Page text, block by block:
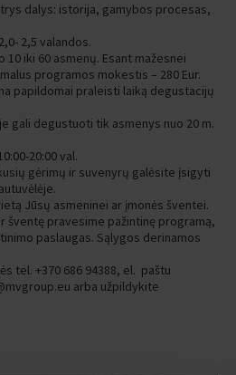
dalys: istorija, gamybos procesas,
2,5 valandos.
10 iki 60 asmenų. Esant mažesnei
programos mokestis – 280 Eur.
papildomai praleisti laiką degustacijų
gali degustuoti tik asmenys nuo 20 m.
20:00 val.
gėrimų ir suvenyrų galėsite įsigyti
Jūsų asmeninei ar įmonės šventei.
šventę pravesime pažintinę programą,
paslaugas. Sąlygos derinamos
tel. +370 686 94388, el. paštu
arba užpildykite